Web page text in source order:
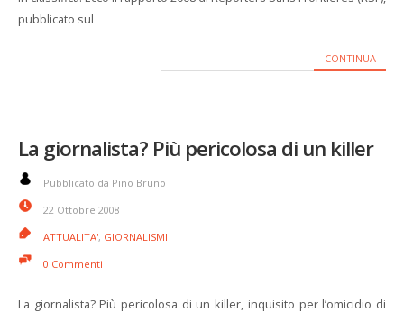
pubblicato sul
CONTINUA
La giornalista? Più pericolosa di un killer
Pubblicato da Pino Bruno
22 Ottobre 2008
ATTUALITA', GIORNALISMI
0 Commenti
La giornalista? Più pericolosa di un killer, inquisito per l’omicidio di